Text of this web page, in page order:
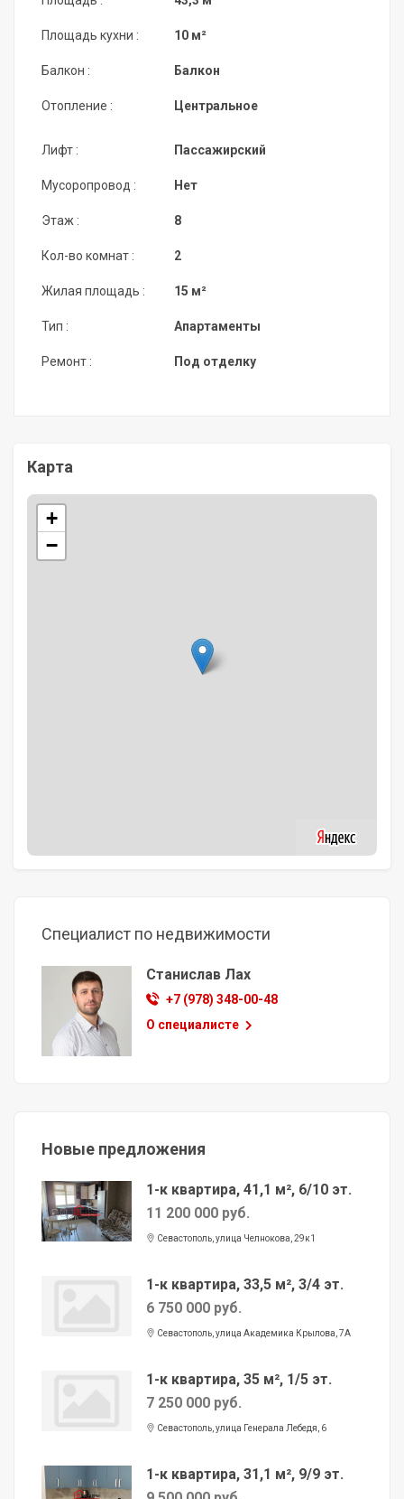
Площадь кухни :
Балкон :
Отопление :
10 м²
Балкон
Центральное
Лифт :
Мусоропровод :
Этаж :
Кол-во комнат :
Жилая площадь :
Тип :
Ремонт :
Пассажирский
Нет
8
2
15 м²
Апартаменты
Под отделку
Карта
+
−
Специалист по недвижимости
Станислав Лах
+7 (978) 348-00-48
О специалисте
Новые предложения
1-к квартира, 41,1 м², 6/10 эт.
11 200 000 руб.
Севастополь, улица Челнокова, 29к1
1-к квартира, 33,5 м², 3/4 эт.
6 750 000 руб.
Севастополь, улица Академика Крылова, 7А
1-к квартира, 35 м², 1/5 эт.
7 250 000 руб.
Севастополь, улица Генерала Лебедя, 6
1-к квартира, 31,1 м², 9/9 эт.